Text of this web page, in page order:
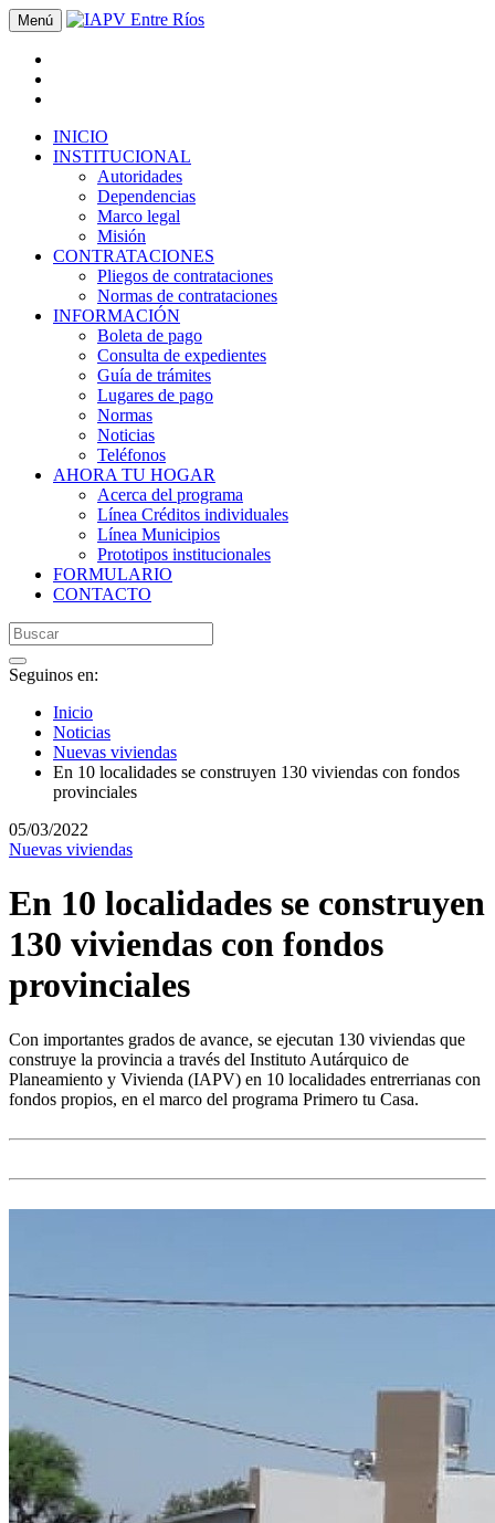
Menú
INICIO
INSTITUCIONAL
Autoridades
Dependencias
Marco legal
Misión
CONTRATACIONES
Pliegos de contrataciones
Normas de contrataciones
INFORMACIÓN
Boleta de pago
Consulta de expedientes
Guía de trámites
Lugares de pago
Normas
Noticias
Teléfonos
AHORA TU HOGAR
Acerca del programa
Línea Créditos individuales
Línea Municipios
Prototipos institucionales
FORMULARIO
CONTACTO
Seguinos en:
Inicio
Noticias
Nuevas viviendas
En 10 localidades se construyen 130 viviendas con fondos
provinciales
05/03/2022
Nuevas viviendas
En 10 localidades se construyen
130 viviendas con fondos
provinciales
Con importantes grados de avance, se ejecutan 130 viviendas que
construye la provincia a través del Instituto Autárquico de
Planeamiento y Vivienda (IAPV) en 10 localidades entrerrianas con
fondos propios, en el marco del programa Primero tu Casa.